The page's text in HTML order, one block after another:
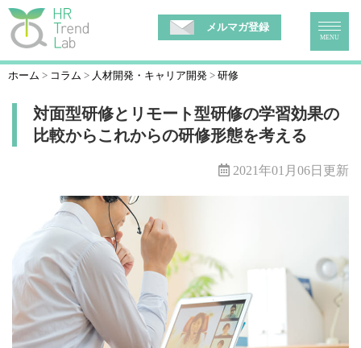
メルマガ登録
MENU
ホーム コラム 人材開発・キャリア開発 研修
対面型研修とリモート型研修の学習効果の
比較からこれからの研修形態を考える
2021年01月06日更新